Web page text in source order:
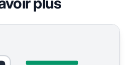
d'Affiliation - Calculez Vos